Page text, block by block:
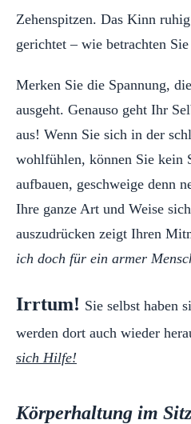
Zehenspitzen. Das Kinn
gerichtet – wie betrachten
Merken Sie die Spannung,
ausgeht. Genauso geht Ihr
aus! Wenn Sie sich in der
wohlfühlen, können Sie kein
aufbauen, geschweige denn
Ihre ganze Art und Weise
auszudrücken zeigt Ihren
ich doch für ein armer
Irrtum! Sie selbst haben
werden dort auch wieder
sich Hilfe!
Körperhaltung im